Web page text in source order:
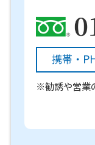
携帯・
※勧誘や営業